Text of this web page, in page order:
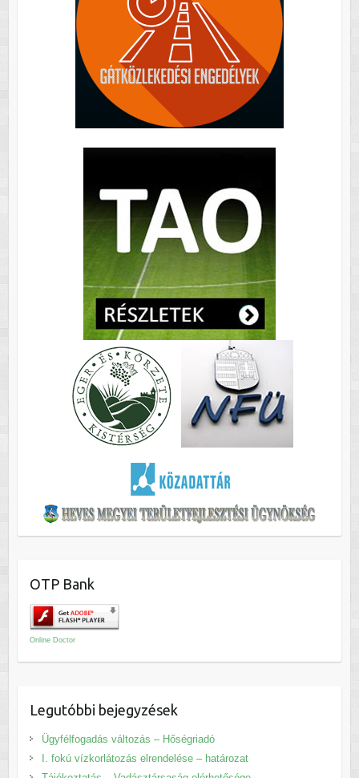
OTP Bank
Online Doctor
Legutóbbi bejegyzések
Ügyfélfogadás változás – Hőségriadó
I. fokú vízkorlátozás elrendelése – határozat